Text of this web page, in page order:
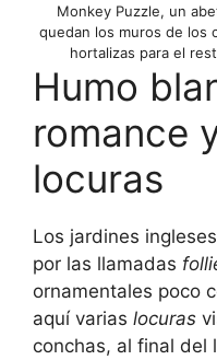
Monkey Puzzle, un
quedan los muros de los
hortalizas para el
Humo
romance
locuras
Los jardines
por las llamadas
ornamentales poco
aquí varias locuras
conchas, al final del